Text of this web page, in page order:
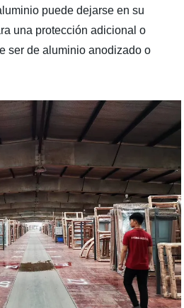
puede dejarse en su
una protección adicional o
ser de aluminio anodizado o